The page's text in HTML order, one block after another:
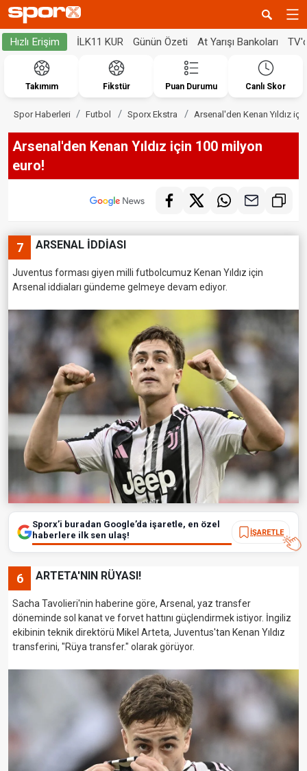
Hızlı Erişim İLK11 KUR Günün Özeti At Yarışı Bankoları
Takımım Fikstür Puan Durumu Canlı Skor
Spor Haberleri Futbol Sporx Ekstra Arsenal'den Kenan Yıldız
Arsenal'den Kenan Yıldız için 100 milyon
euro!
7 ARSENAL İDDİASI
Juventus forması giyen milli futbolcumuz Kenan Yıldız için
Arsenal iddiaları gündeme gelmeye devam ediyor.
Sporx’i buradan Google’da işaretle, en özel
haberlere ilk sen ulaş!
İŞARETLE
6 ARTETA'NIN RÜYASI!
Sacha Tavolieri'nin haberine göre, Arsenal, yaz transfer
döneminde sol kanat ve forvet hattını güçlendirmek istiyor. İngiliz
ekibinin teknik direktörü Mikel Arteta, Juventus'tan Kenan Yıldız
transferini, "Rüya transfer." olarak görüyor.